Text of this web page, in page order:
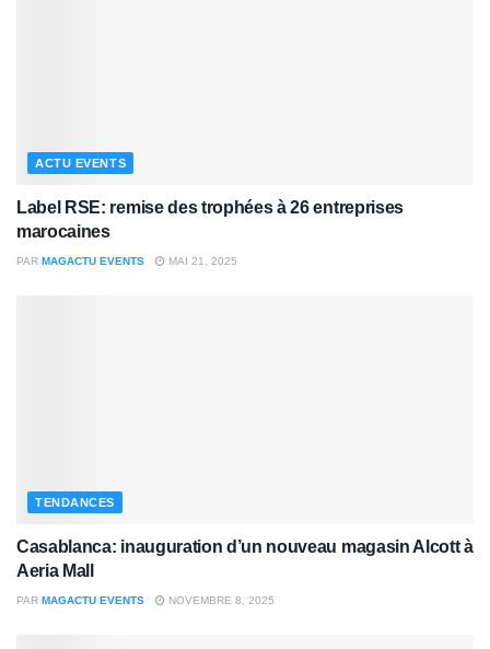
ACTU EVENTS
Label RSE: remise des trophées à 26 entreprises
marocaines
PAR MAGACTU EVENTS MAI 21, 2025
TENDANCES
Casablanca: inauguration d’un nouveau magasin Alcott à
Aeria Mall
PAR MAGACTU EVENTS NOVEMBRE 8, 2025